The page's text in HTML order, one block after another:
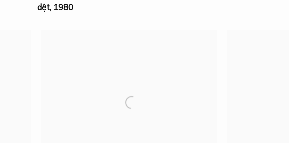
dệt, 1980